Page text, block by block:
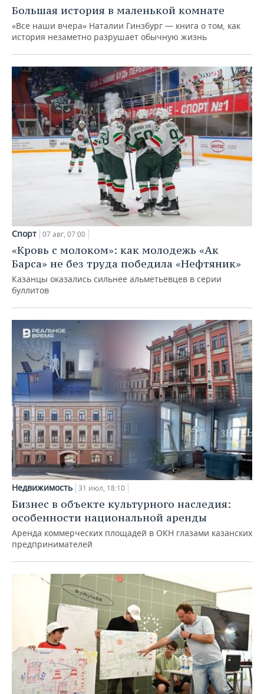
Большая история в маленькой комнате
«Все наши вчера» Наталии Гинзбург — книга о том, как
история незаметно разрушает обычную жизнь
Спорт 07 авг, 07:00
«Кровь с молоком»: как молодежь «Ак
Барса» не без труда победила «Нефтяник»
Казанцы оказались сильнее альметьевцев в серии
буллитов
Недвижимость 31 июл, 18:10
Бизнес в объекте культурного наследия:
особенности национальной аренды
Аренда коммерческих площадей в ОКН глазами казанских
предпринимателей